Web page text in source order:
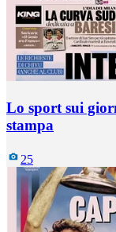
Lo sport sui
stampa
25